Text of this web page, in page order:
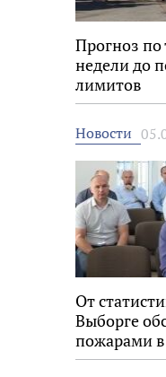
Прогноз по
недели до
лимитов
Новости
От
Выборге
пожарами